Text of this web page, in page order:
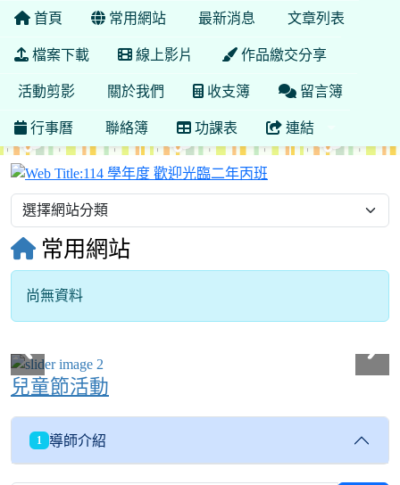
首頁 常用網站 最新消息 文章列表
檔案下載 線上影片 作品繳交分享
活動剪影 關於我們 收支簿 留言簿
行事曆 聯絡簿 功課表 連結
常用網站
尚無資料
Over View
兒童節活動
1 導師介紹